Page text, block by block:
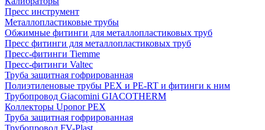
Пресс инструмент
Металлопластиковые трубы
Обжимные фитинги для металлопластиковых труб
Пресс фитинги для металлопластиковых труб
Пресс-фитинги Tiemme
Пресс-фитинги Valtec
Труба защитная гофрированная
Полиэтиленовые трубы PEX и PE-RT и фитинги к ним
Трубопровод Giacomini GIACOTHERM
Коллекторы Uponor PEX
Труба защитная гофрированная
Трубопровод FV-Plast